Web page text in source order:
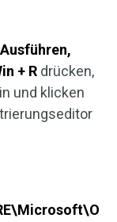
Ausführen,
+ R drücken,
und klicken